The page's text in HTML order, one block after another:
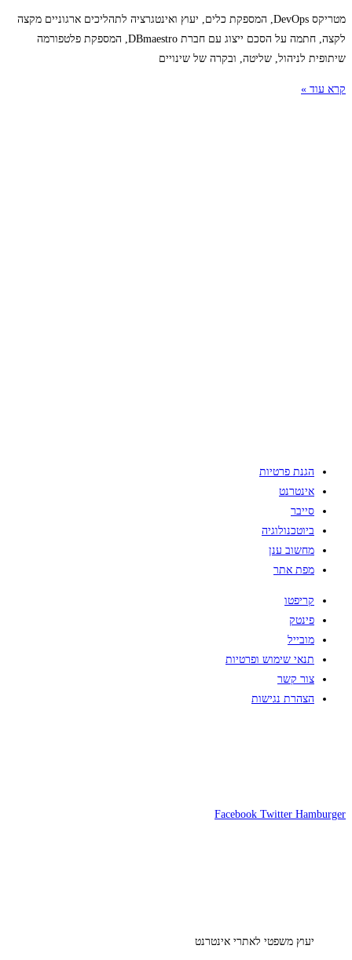
מטריקס DevOps, המספקת כלים, יעוץ ואינטגרציה לתהליכים ארגוניים מקצה
לקצה, חתמה על הסכם ייצוג עם חברת DBmaestro, המספקת פלטפורמה
שיתופית לניהול, שליטה, ובקרה של שינויים
קרא עוד »
הגנת פרטיות
אינטרנט
סייבר
ביוטכנולוגיה
מחשוב ענן
מפת אתר
קריפטו
פינטק
מובייל
תנאי שימוש ופרטיות
צור קשר
הצהרת נגישות
Facebook Twitter Hamburger
יעוץ משפטי לאתרי אינטרנט